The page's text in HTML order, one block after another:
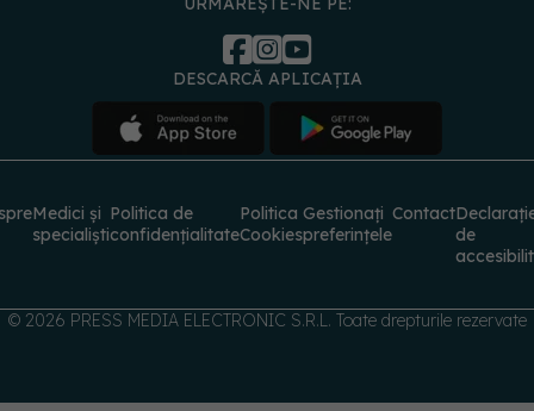
DESCARCĂ APLICAȚIA
Medici și Politica de
Politica Gestionați Contact